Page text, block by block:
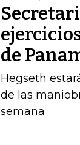
de
Hegseth
de las
semana